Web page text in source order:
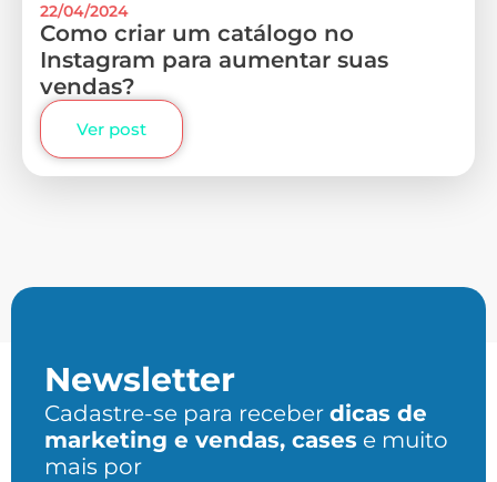
22/04/2024
Como criar um catálogo no
Instagram para aumentar suas
vendas?
Ver post
Newsletter
Cadastre-se para receber dicas de
marketing e vendas, cases e muito
mais por